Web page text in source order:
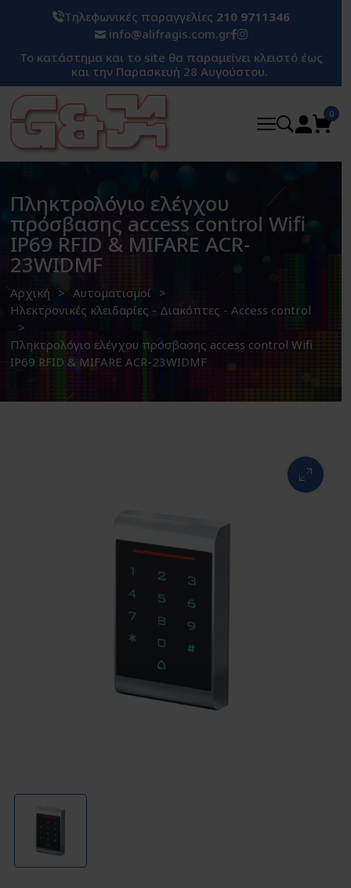
Το κατάστημα και το site θα παραμείνει κλειστό έως
και την Παρασκευή 28 Αυγούστου.
Τηλεφωνικές παραγγελίες 210 9711346
info@alifragis.com.gr
0
Πληκτρολόγιο ελέγχου
πρόσβασης access control Wifi
IP69 RFID & MIFARE ACR-
23WIDMF
Αρχική
Αυτοματισμοί
Ηλεκτρονικές κλειδαρίες - Διακόπτες - Access control
Πληκτρολόγιο ελέγχου πρόσβασης access control Wifi
IP69 RFID & MIFARE ACR-23WIDMF